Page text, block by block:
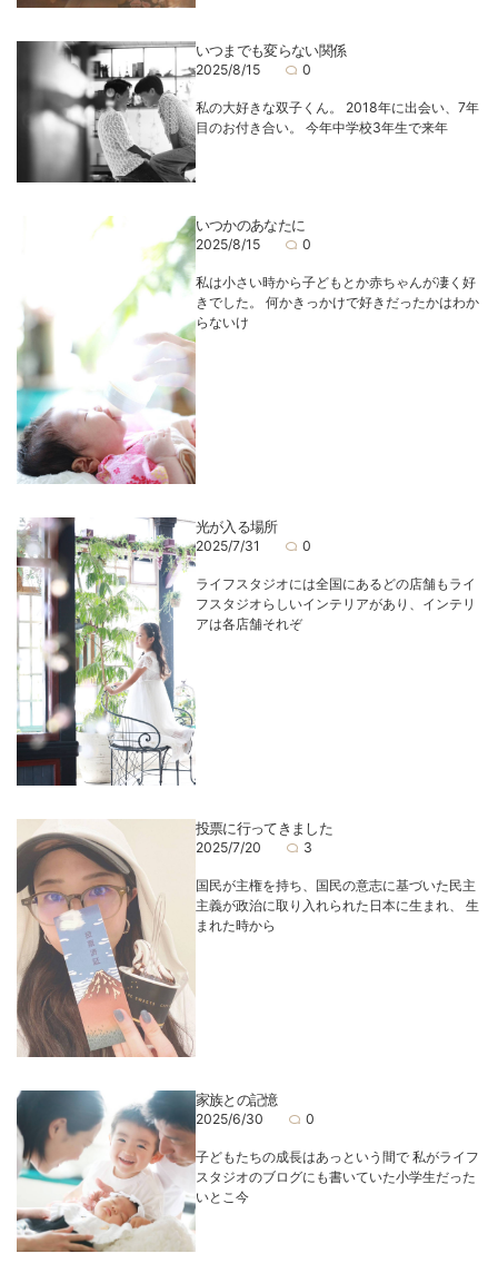
いつまでも変らない関係
2025/8/15 0
私の大好きな双子くん。 2018年に出会い、7年
目のお付き合い。 今年中学校3年生で来年
いつかのあなたに
2025/8/15 0
私は小さい時から子どもとか赤ちゃんが凄く好
きでした。 何かきっかけで好きだったかはわか
らないけ
光が入る場所
2025/7/31 0
ライフスタジオには全国にあるどの店舗もライ
フスタジオらしいインテリアがあり、インテリ
アは各店舗それぞ
投票に行ってきました
2025/7/20 3
国民が主権を持ち、国民の意志に基づいた民主
主義が政治に取り入れられた日本に生まれ、 生
まれた時から
家族との記憶
2025/6/30 0
子どもたちの成長はあっという間で 私がライフ
スタジオのブログにも書いていた小学生だった
いとこ今